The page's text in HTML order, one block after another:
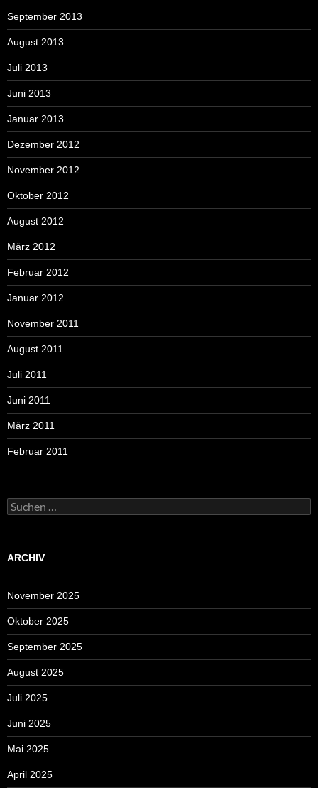
September 2013
August 2013
Juli 2013
Juni 2013
Januar 2013
Dezember 2012
November 2012
Oktober 2012
August 2012
März 2012
Februar 2012
Januar 2012
November 2011
August 2011
Juli 2011
Juni 2011
März 2011
Februar 2011
Suchen
nach:
ARCHIV
November 2025
Oktober 2025
September 2025
August 2025
Juli 2025
Juni 2025
Mai 2025
April 2025